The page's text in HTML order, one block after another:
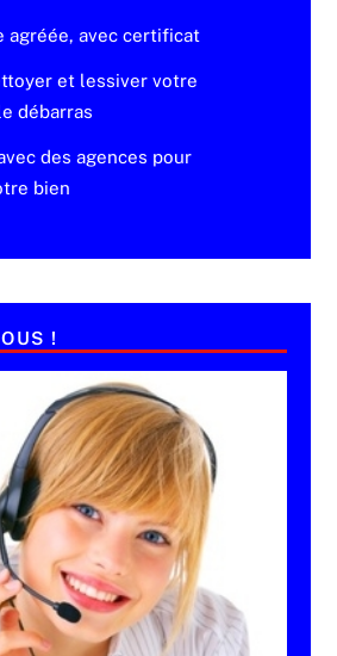
agréée, avec certificat
et lessiver votre
débarras
des agences pour
bien
!